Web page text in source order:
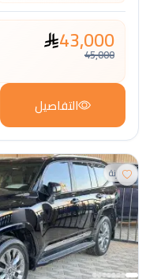
43,000
45,000
التفاصيل
مقارنة